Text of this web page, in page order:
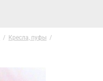
/ Кресла, пуфы /